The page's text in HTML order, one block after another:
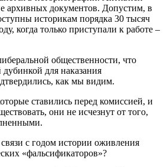
архивных документов. Допустим, в
историкам порядка 30 тысяч
когда только приступали к работе –
общественности, что
для наказания
как мы видим.
ставились перед комиссией, и
они не исчезнут от того,
с годом истории оживления
«фальсификаторов»?